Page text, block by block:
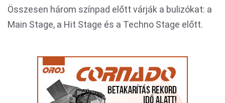
Összesen három színpad előtt várják a bulizókat: a
Main Stage, a Hit Stage és a Techno Stage előtt.